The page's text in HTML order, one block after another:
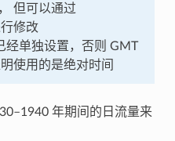
但可以通过
修改
经单独设置，否则 GMT
使用的是绝对时间
年期间的日流量来